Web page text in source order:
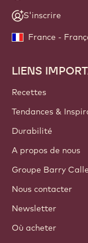
S'inscrire
France -
Footer
Callebaut
LIENS
Recettes
Tendances &
Durabilité
A propos de nous
Groupe Barry
Nous contacter
Newsletter
Où acheter